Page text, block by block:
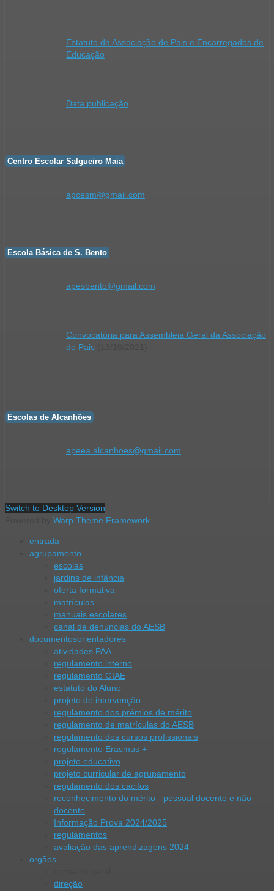
Estatuto da Associação de Pais e Encarregados de
Educação
Data publicação
Centro Escolar Salgueiro Maia
apcesm@gmail.com
Escola Básica de S. Bento
apesbento@gmail.com
Convocatória para Assembleia Geral da Associação
de Pais
Escolas de Alcanhões
apeea.alcanhoes@gmail.com
Switch to Desktop Version
Warp Theme Framework
entrada
agrupamento
escolas
jardins de infância
oferta formativa
matrículas
manuais escolares
canal de denúncias do AESB
documentosorientadores
atividades PAA
regulamento interno
regulamento GIAE
estatuto do Aluno
projeto de intervenção
regulamento dos prémios de mérito
regulamento de matrículas do AESB
regulamento dos cursos profissionais
regulamento Erasmus +
projeto educativo
projeto curricular de agrupamento
regulamento dos cacifos
reconhecimento do mérito - pessoal docente e não
docente
Informação Prova 2024/2025
regulamentos
avaliação das aprendizagens 2024
orgãos
direção